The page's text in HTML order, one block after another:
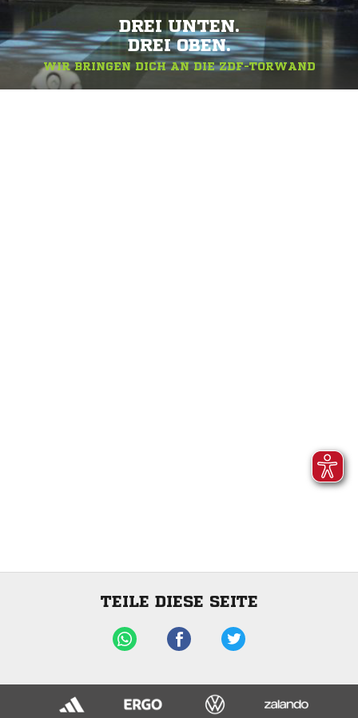
DREI UNTEN.
DREI OBEN.
WIR BRINGEN DICH AN DIE ZDF-TORWAND
TEILE DIESE SEITE